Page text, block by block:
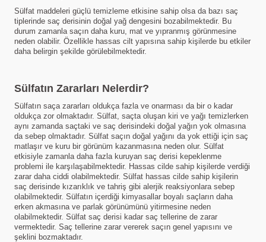
Sülfat maddeleri güçlü temizleme etkisine sahip olsa da bazı saç
tiplerinde saç derisinin doğal yağ dengesini bozabilmektedir. Bu
durum zamanla saçın daha kuru, mat ve yıpranmış görünmesine
neden olabilir. Özellikle hassas cilt yapısına sahip kişilerde bu etkiler
daha belirgin şekilde görülebilmektedir.
Sülfatın Zararları Nelerdir?
Sülfatın saça zararları oldukça fazla ve onarması da bir o kadar
oldukça zor olmaktadır. Sülfat, saçta oluşan kiri ve yağı temizlerken
aynı zamanda saçtaki ve saç derisindeki doğal yağın yok olmasına
da sebep olmaktadır. Sülfat saçın doğal yağını da yok ettiği için saç
matlaşır ve kuru bir görünüm kazanmasına neden olur. Sülfat
etkisiyle zamanla daha fazla kuruyan saç derisi kepeklenme
problemi ile karşılaşabilmektedir. Hassas cilde sahip kişilerde verdiği
zarar daha ciddi olabilmektedir. Sülfat hassas cilde sahip kişilerin
saç derisinde kızarıklık ve tahriş gibi alerjik reaksiyonlara sebep
olabilmektedir. Sülfatın içerdiği kimyasallar boyalı saçların daha
erken akmasına ve parlak görünümünü yitirmesine neden
olabilmektedir. Sülfat saç derisi kadar saç tellerine de zarar
vermektedir. Saç tellerine zarar vererek saçın genel yapısını ve
şeklini bozmaktadır.